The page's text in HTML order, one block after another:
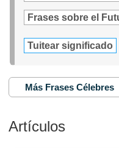
Frases sobre el
Tuitear significado
Más Frases Célebres
Artículos